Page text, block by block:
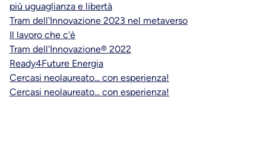
più uguaglianza e libertà
Tram dell'Innovazione 2023 nel metaverso
Il lavoro che c'è
Tram dell'Innovazione® 2022
Ready4Future Energia
Cercasi neolaureato... con esperienza!
Cercasi neolaureato... con esperienza!